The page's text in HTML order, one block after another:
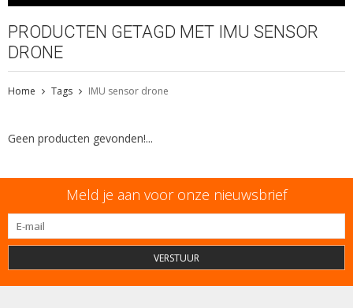
PRODUCTEN GETAGD MET IMU SENSOR
DRONE
Home Tags IMU sensor drone
Geen producten gevonden!...
Meld je aan voor onze nieuwsbrief
VERSTUUR